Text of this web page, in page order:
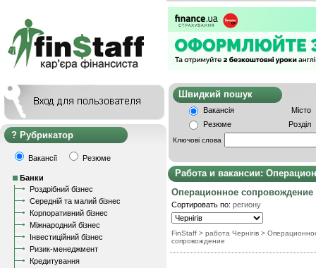
Рубрикатор
Вакансії Резюме
Банки
Роздрібний бізнес
Середній та малий бізнес
Корпоративний бізнес
Міжнародний бізнес
Інвестиційний бізнес
Ризик-менеджмент
Кредитування
Швидкий
Вакансія
Місто
Резюме
Розділ
Ключові слова
Работа и вакансии:
Операционное сопровождение
Сортировать по: региону
FinStaff > работа Чернігів >
сопровождение